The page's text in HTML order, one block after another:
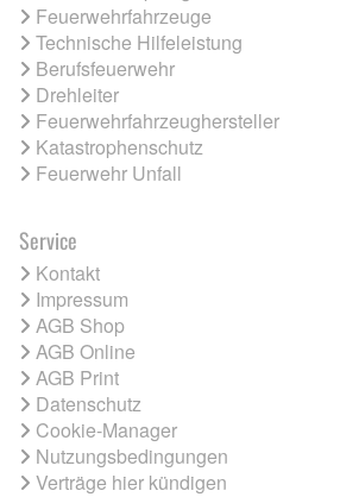
Feuerwehrfahrzeuge
Technische Hilfeleistung
Berufsfeuerwehr
Drehleiter
Feuerwehrfahrzeughersteller
Katastrophenschutz
Feuerwehr Unfall
Service
Kontakt
Impressum
AGB Shop
AGB Online
AGB Print
Datenschutz
Cookie-Manager
Nutzungsbedingungen
Verträge hier kündigen